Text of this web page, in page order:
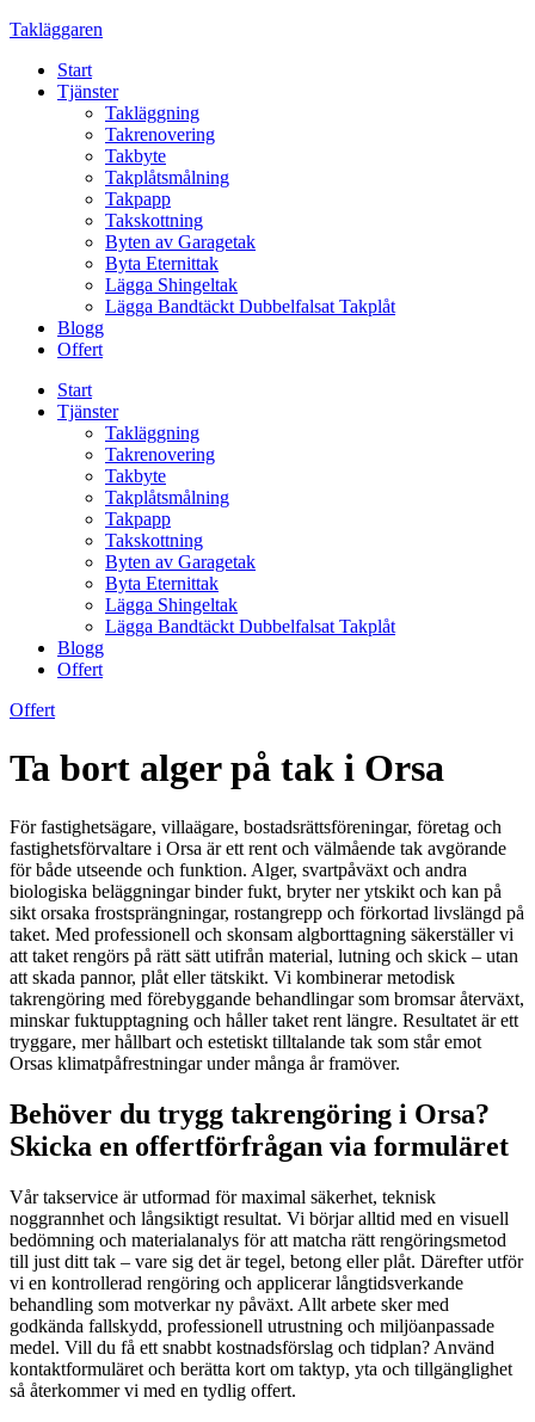
Skip
content
Takläggaren
Start
Tjänster
Takläggning
Takrenovering
Takbyte
Takplåtsmålning
Takpapp
Takskottning
Byten av Garagetak
Byta Eternittak
Lägga Shingeltak
Lägga Bandtäckt Dubbelfalsat Takplåt
Blogg
Offert
Start
Tjänster
Takläggning
Takrenovering
Takbyte
Takplåtsmålning
Takpapp
Takskottning
Byten av Garagetak
Byta Eternittak
Lägga Shingeltak
Lägga Bandtäckt Dubbelfalsat Takplåt
Blogg
Offert
Offert
Ta bort alger på tak i Orsa
För fastighetsägare, villaägare, bostadsrättsföreningar, företag och
fastighetsförvaltare i Orsa är ett rent och välmående tak avgörande
för både utseende och funktion. Alger, svartpåväxt och andra
biologiska beläggningar binder fukt, bryter ner ytskikt och kan på
sikt orsaka frostsprängningar, rostangrepp och förkortad livslängd på
taket. Med professionell och skonsam algborttagning säkerställer vi
att taket rengörs på rätt sätt utifrån material, lutning och skick – utan
att skada pannor, plåt eller tätskikt. Vi kombinerar metodisk
takrengöring med förebyggande behandlingar som bromsar återväxt,
minskar fuktupptagning och håller taket rent längre. Resultatet är ett
tryggare, mer hållbart och estetiskt tilltalande tak som står emot
Orsas klimatpåfrestningar under många år framöver.
Behöver du trygg takrengöring i Orsa?
Skicka en offertförfrågan via formuläret
Vår takservice är utformad för maximal säkerhet, teknisk
noggrannhet och långsiktigt resultat. Vi börjar alltid med en visuell
bedömning och materialanalys för att matcha rätt rengöringsmetod
till just ditt tak – vare sig det är tegel, betong eller plåt. Därefter utför
vi en kontrollerad rengöring och applicerar långtidsverkande
behandling som motverkar ny påväxt. Allt arbete sker med
godkända fallskydd, professionell utrustning och miljöanpassade
medel. Vill du få ett snabbt kostnadsförslag och tidplan? Använd
kontaktformuläret och berätta kort om taktyp, yta och tillgänglighet
så återkommer vi med en tydlig offert.